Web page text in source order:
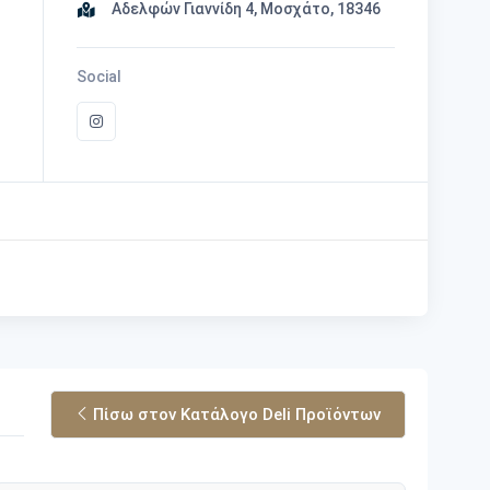
Αδελφών Γιαννίδη 4, Μοσχάτο, 18346
Social
Πίσω στον Κατάλογο Deli Προϊόντων